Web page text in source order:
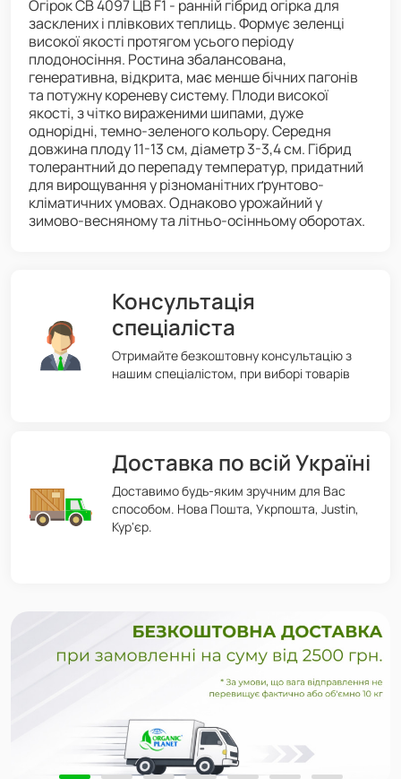
Огірок СВ 4097 ЦВ F1 - ранній гібрид огірка для
засклених і плівкових теплиць. Формує зеленці
високої якості протягом усього періоду
плодоносіння. Ростина збалансована,
генеративна, відкрита, має менше бічних пагонів
та потужну кореневу систему. Плоди високої
якості, з чітко вираженими шипами, дуже
однорідні, темно-зеленого кольору. Середня
довжина плоду 11-13 см, діаметр 3-3,4 см. Гібрид
толерантний до перепаду температур, придатний
для вирощування у різноманітних ґрунтово-
кліматичних умовах. Однаково урожайний у
зимово-весняному та літньо-осінньому оборотах.
Консультація
спеціаліста
Отримайте безкоштовну консультацію з
нашим спеціалістом, при виборі товарів
Доставка по всій Україні
Доставимо будь-яким зручним для Вас
способом. Нова Пошта, Укрпошта, Justin,
Кур'єр.